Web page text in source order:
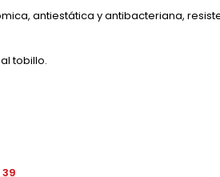
antiestática y antibacteriana,
tobillo.